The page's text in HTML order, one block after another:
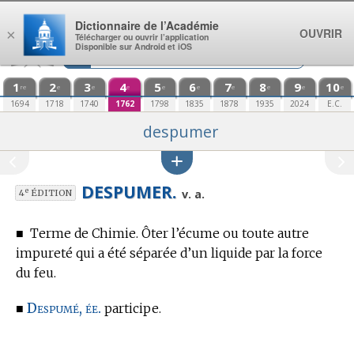
Aller au contenu
1 re
1694
2e
1718
3e
1740
4e
1762
5e
1798
6e
1835
7e
1878
8e
1935
9e
2024
10e
E.C.
despumer
4eÉDITION DESPUMER. v. a.
■ Terme de Chimie. Ôter l’écume ou toute autre
impureté qui a été séparée d’un liquide par la force
du feu.
■ Despumé, ée. participe.
×
Dictionnaire de l’Académie
Télécharger ou ouvrir l’application
Disponible sur Android et iOS
OUVRIR